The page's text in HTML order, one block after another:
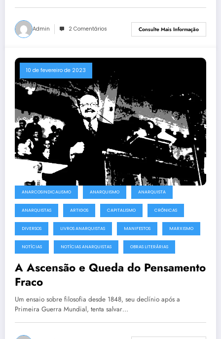
Admin 2 Comentários Consulte Mais Informação
10 de fevereiro de 2023
ANARCOSINDICALISMO ANARQUISMO ANARQUISTA
ANARQUISTAS ARTIGOS CAPITALISMO CRÔNICAS
DIVERSOS LIVROS ANARQUISTAS MANIFESTOS MARXISMO
NOTÍCIAS NOTÍCIAS ANARQUISTAS OBRAS LITERÁRIAS
A Ascensão e Queda do Pensamento
Fraco
Um ensaio sobre filosofia desde 1848, seu declínio após a
Primeira Guerra Mundial, tenta salvar…